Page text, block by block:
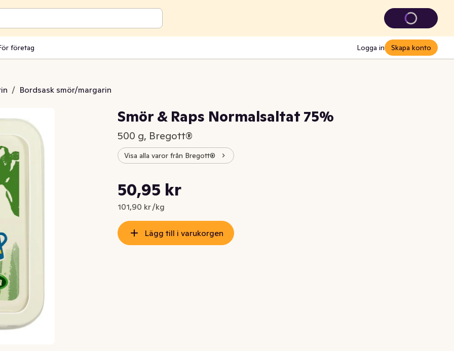
företag Logga in Skapa konto
/ Bordsask smör/margarin
Smör & Raps Normalsaltat 75%
500 g, Bregott®
Visa alla varor från Bregott®
Nuvarande pris är: 50,95 kr
50,95 kr
101,90 kr /kg
Styckpris: 101,90 kr /kg
Lägg till i varukorgen